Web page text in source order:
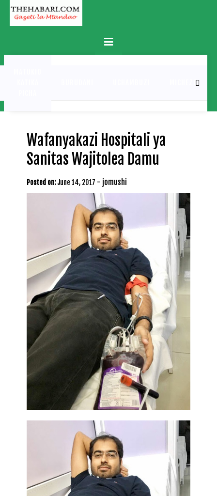
Skip
content
Primary
Menu
MICHEZO
Wafanyakazi Hospitali ya
Sanitas Wajitolea Damu
Posted on: June 14, 2017 - jomushi